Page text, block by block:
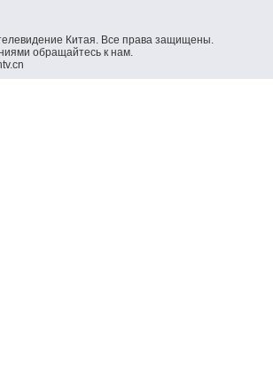
Китая. Все права защищены.
обращайтесь к нам.